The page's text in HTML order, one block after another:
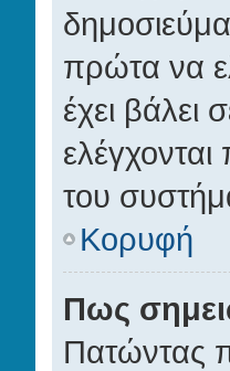
πρώτα να
έχει
του
Κορυφή
Πως
Πατώντας